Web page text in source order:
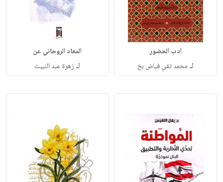
ادب الحضور
لـ محمد تقي فياض بخ
المعاد الروحاني عن
لـ زهرة عبد النبيث